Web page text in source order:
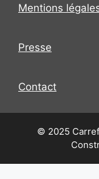
Mentions
Presse
Contact
© 2025